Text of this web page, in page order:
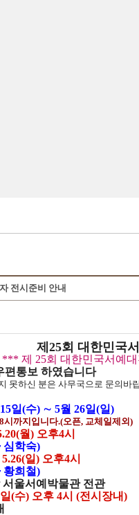
전시준비 안내
제25회 대한민국
*** 제 25회 대한민국서예
편통보 하였습니다
못하신 분은 사무국으로 문의바
일(수) ∼ 5월 26일(일)
까지입니다.(오픈, 교체일제외)
월) 오후4시
심학숙)
일) 오후4시
황희철)
울서예박물관 전관
(수) 오후 4시 (전시장내)